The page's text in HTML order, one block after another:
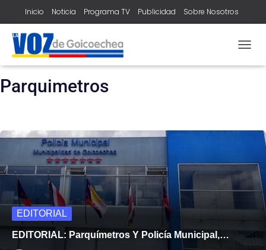
Inicio Noticia Programa TV Publicidad Sobre Nosotros
home parquimetros
Parquimetros
EDITORIAL
EDITORIAL: Parquímetros Y Policía Municipal,…